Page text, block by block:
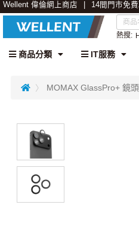
Wellent 偉倫網上商店 14間門市免
熱搜:
商品分類 IT服務
MOMAX GlassPro+ 鏡